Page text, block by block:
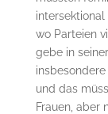
intersektional
wo Parteien
gebe in
und das
Frauen, aber